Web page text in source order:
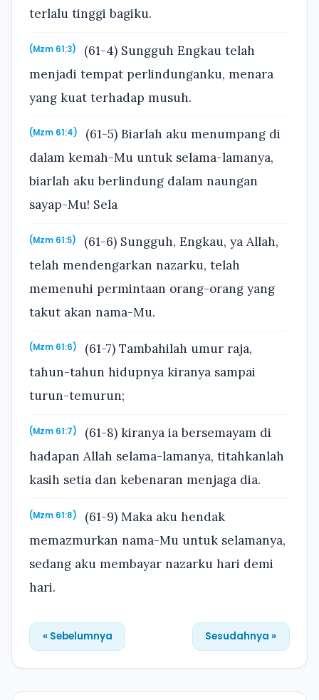
terlalu tinggi bagiku.
(Mzm 61:3)
(61-4) Sungguh Engkau telah
menjadi tempat perlindunganku, menara
yang kuat terhadap musuh.
(Mzm 61:4)
(61-5) Biarlah aku menumpang di
dalam kemah-Mu untuk selama-lamanya,
biarlah aku berlindung dalam naungan
sayap-Mu! Sela
(Mzm 61:5)
(61-6) Sungguh, Engkau, ya Allah,
telah mendengarkan nazarku, telah
memenuhi permintaan orang-orang yang
takut akan nama-Mu.
(Mzm 61:6)
(61-7) Tambahilah umur raja,
tahun-tahun hidupnya kiranya sampai
turun-temurun;
(Mzm 61:7)
(61-8) kiranya ia bersemayam di
hadapan Allah selama-lamanya, titahkanlah
kasih setia dan kebenaran menjaga dia.
(Mzm 61:8)
(61-9) Maka aku hendak
memazmurkan nama-Mu untuk selamanya,
sedang aku membayar nazarku hari demi
hari.
« Sebelumnya Sesudahnya »